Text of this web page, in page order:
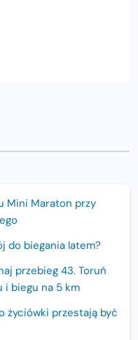
Mini Maraton przy
do biegania latem?
przebieg 43. Toruń
i biegu na 5 km
życiówki przestają być